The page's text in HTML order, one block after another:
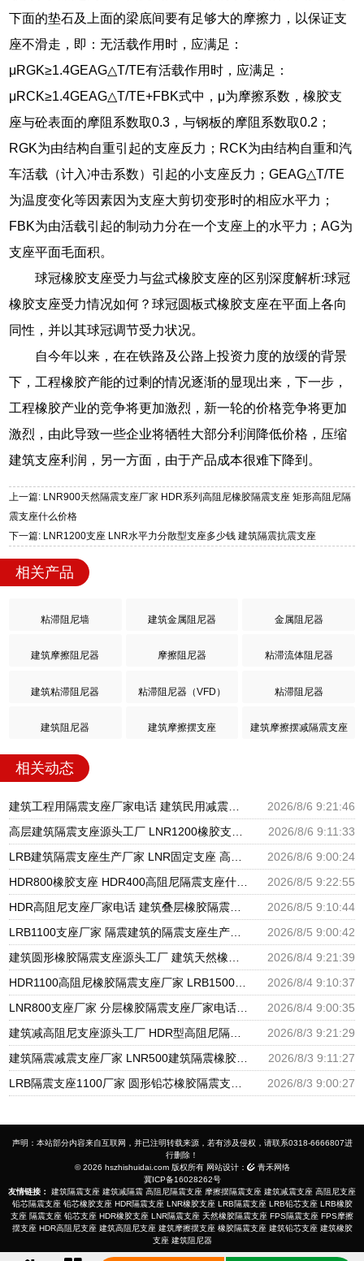
下面的垫石及上面的梁底间要有足够大的摩擦力，以保证支
座不滑走，即：无活载作用时，应满足：
μRGK≥1.4GEAG△T/TE有活载作用时，应满足：
μRCK≥1.4GEAG△T/TE+FBK式中，μ为摩擦系数，橡胶支
座与砼表面的摩阻系数取0.3，与钢板的摩阻系数取0.2；
RGK为由结构自重引起的支座反力；RCK为由结构自重和汽
车活载（计入冲击系数）引起的小支座反力；GEAG△T/TE
为温度变化等因素因为支座大剪切变形时的相应水平力；
FBK为由活载引起的制动力分在一个支座上的水平力；AG为
支座平面毛面积。
球冠橡胶支座受力与盆式橡胶支座的区别深度解析:球冠
橡胶支座受力情况如何？球冠圆板式橡胶支座在平面上各向
同性，并以其球冠调节受力状况。
自今年以来，在在铁路及公路上投资力度的放缓的背景
下，工程橡胶产能的过剩的情况逐渐的显现出来，下一步，
工程橡胶产业的竞争将更加激烈，新一轮的价格竞争将更加
激烈，由此导致一些企业将牺牲大部分利润降低价格，压缩
建筑支座利润，另一方面，由于产品成本很难下降到。
上一篇: LNR900天然隔震支座厂家 HDR系列高阻尼橡胶隔震支座 矩形高阻尼隔
震支座什么价格
下一篇: LNR1200支座 LNR水平力分散型支座多少钱 建筑隔震抗震支座
相关产品
粘滞阻尼墙 建筑金属阻尼器 金属阻尼器
建筑摩擦阻尼器 摩擦阻尼器 粘滞流体阻尼器
建筑粘滞阻尼器 粘滞阻尼器（VFD） 粘滞阻尼器
建筑阻尼器 建筑摩擦摆支座 建筑摩擦摆减隔震支座
相关动态
建筑工程用隔震支座厂家电话 建筑民用减震支座厂家 建筑圆形铅芯橡胶隔震支座厂家
2026/8/6 9:21:46
高层建筑隔震支座源头工厂 LNR1200橡胶支座厂家电话 LNR600支座什么价格
2026/8/6 9:11:33
LRB建筑隔震支座生产厂家 LNR固定支座 高阻尼橡胶支座什么价格
2026/8/6 9:00:24
HDR800橡胶支座 HDR400高阻尼隔震支座什么价格 LRB1500隔震支座
2026/8/5 9:22:55
HDR高阻尼支座厂家电话 建筑叠层橡胶隔震支座源头工厂 LNR水平分散力橡胶隔震支座源头工厂
2026/8/5 9:10:44
LRB1100支座厂家 隔震建筑的隔震支座生产厂家 LNR天然橡胶支座厂家
2026/8/5 9:00:42
建筑圆形橡胶隔震支座源头工厂 建筑天然橡胶隔震支座LRB700厂家 LNR建筑隔震支座报价
2026/8/4 9:21:39
HDR1100高阻尼橡胶隔震支座厂家 LRB1500铅芯支座厂家 隔震支座L800
2026/8/4 9:10:37
LNR800支座厂家 分层橡胶隔震支座厂家电话 防震支座LRB700源头工厂
2026/8/4 9:00:35
建筑减高阻尼支座源头工厂 HDR型高阻尼隔震支座多少钱 FPS支座源头工厂
2026/8/3 9:21:29
建筑隔震减震支座厂家 LNR500建筑隔震橡胶支座生产厂家 橡胶抗震支座工厂
2026/8/3 9:11:27
LRB隔震支座1100厂家 圆形铅芯橡胶隔震支座什么价格 建筑橡胶建筑隔震支座生产厂家
2026/8/3 9:00:27
声明：本站部分内容来自互联网，并已注明转载来源，若有涉及侵权，请联系0318-6666807进
行删除！
© 2026 hszhishuidai.com 版权所有 网站设计：
青禾网络
冀ICP备16028262号
友情链接：
建筑隔震支座 建筑减隔震 高阻尼隔震支座 摩擦摆隔震支座 建筑减震支座 高阻尼支座
铅芯隔震支座 铅芯橡胶支座 HDR隔震支座 LNR橡胶支座 LRB隔震支座 LRB铅芯支座 LRB橡胶
支座 隔震支座 铅芯支座 HDR橡胶支座 LNR隔震支座 天然橡胶隔震支座 FPS隔震支座 FPS摩擦
摆支座 HDR高阻尼支座 建筑高阻尼支座 建筑摩擦摆支座 橡胶隔震支座 建筑铅芯支座 建筑橡胶
支座 建筑阻尼器